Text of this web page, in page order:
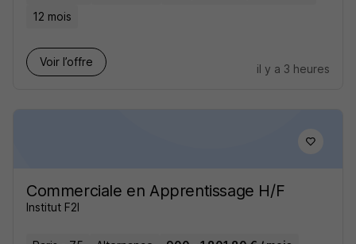
12 mois
Voir l’offre
il y a 3 heures
Commerciale en Apprentissage H/F
Institut F2I